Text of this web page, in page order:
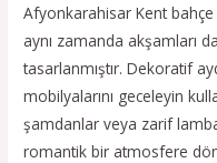
Afyonkarahisar Kent
aynı zamanda akşamları
tasarlanmıştır. Dekoratif
mobilyalarını geceleyin
şamdanlar veya zarif
romantik bir atmosfere